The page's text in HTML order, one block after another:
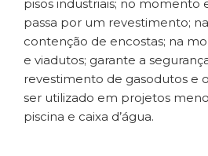
pisos industriais; no
passa por um revestimento;
contenção de encostas; na
e viadutos; garante a
revestimento de gasodutos e
ser utilizado em projetos
piscina e caixa d’água.